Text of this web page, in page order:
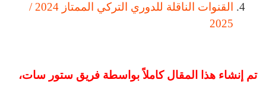
القنوات الناقلة للدوري التركي الممتاز 2024 /
2025
تم إنشاء هذا المقال كاملاً بواسطة فريق ستور سات،